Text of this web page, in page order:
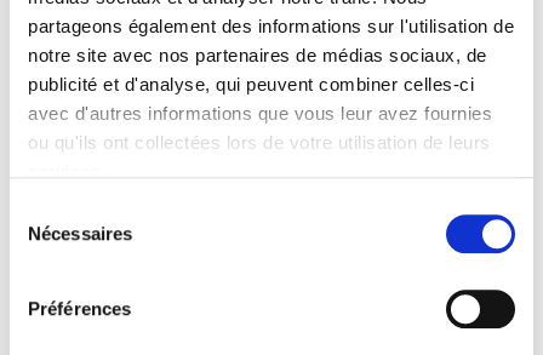
partageons également des informations sur l'utilisation de
notre site avec nos partenaires de médias sociaux, de
publicité et d'analyse, qui peuvent combiner celles-ci
avec d'autres informations que vous leur avez fournies
ou qu'ils ont collectées lors de votre utilisation de leurs
Nous utilisons des cookies qui envoient des données aux
Nécessaires
Préférences
Le Grand Verre
Restaurant gastronomique qui vous fait profiter d'un menu
issu de la gastronomie et du savoir-faire du chef Wout Bru.
seule et même adresse !